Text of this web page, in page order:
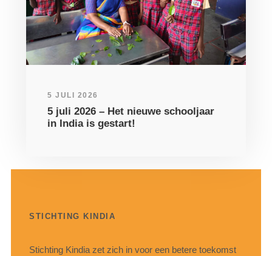
5 JULI 2026
5 juli 2026 – Het nieuwe schooljaar
in India is gestart!
STICHTING KINDIA
Stichting Kindia zet zich in voor een betere toekomst